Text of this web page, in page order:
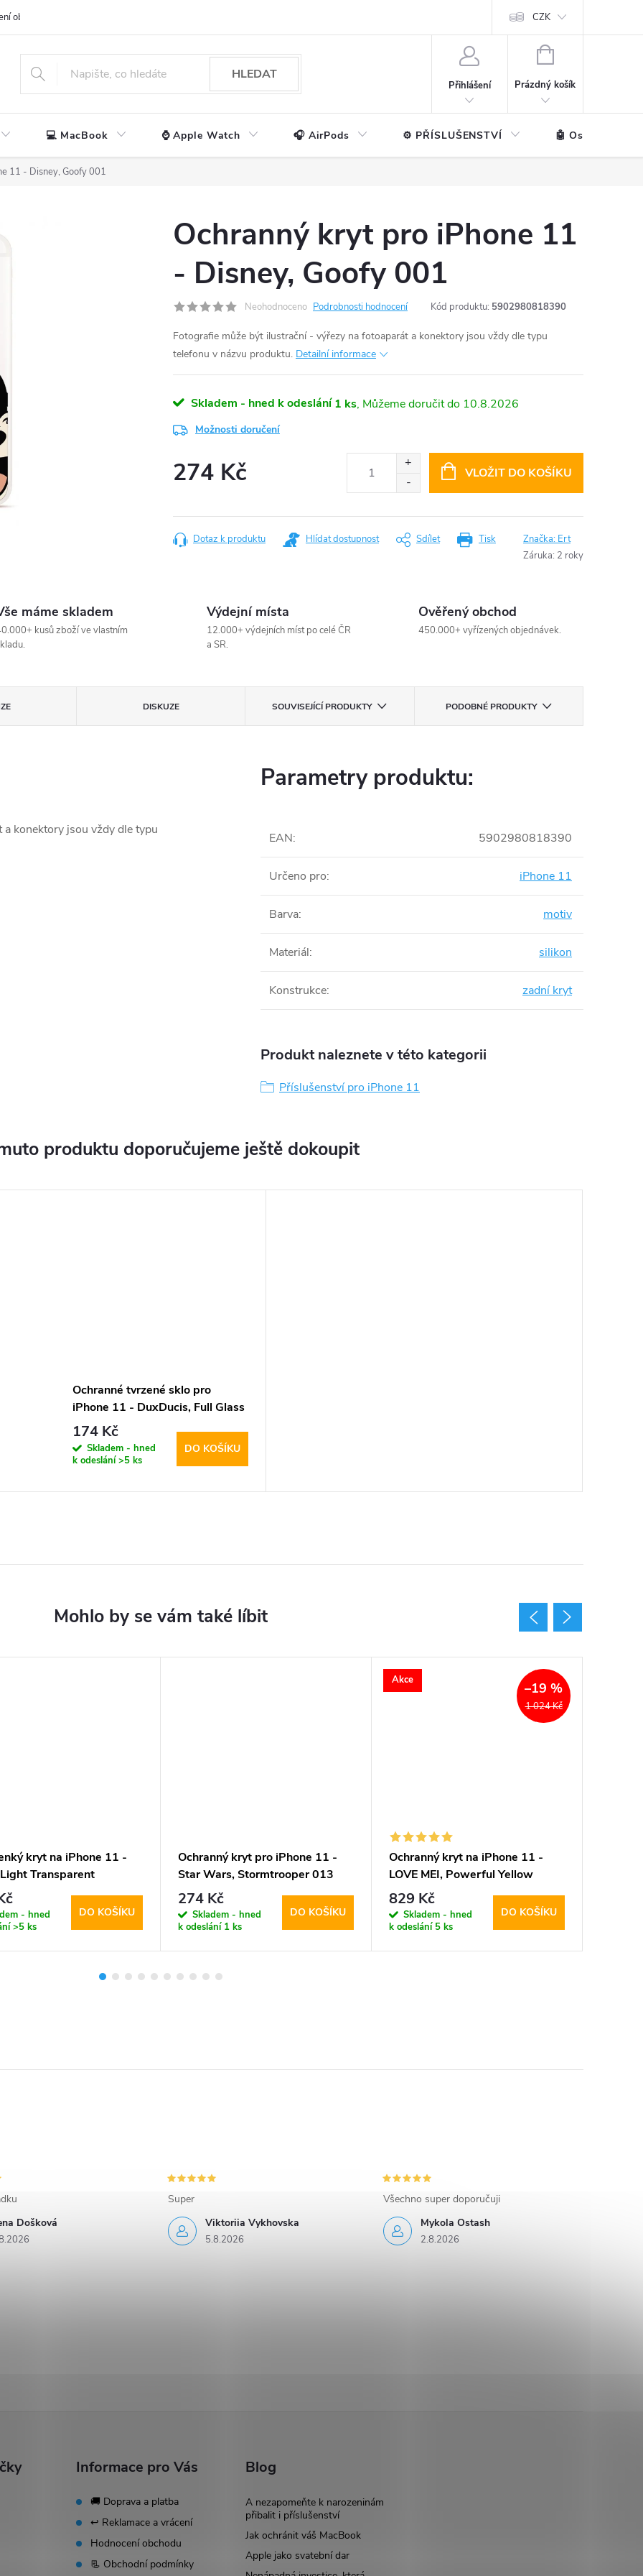
obchodu CZK
HLEDAT
Přihlášení
NÁKUPNÍ
Prázdný košík
💻 MacBook ⌚ Apple Watch 🎧 AirPods ⚙️ PŘÍSLUŠENSTVÍ 🤖 Ostatní
11 - Disney, Goofy 001
Ochranný kryt pro iPhone 11
- Disney, Goofy 001
Neohodnoceno Podrobnosti hodnocení Kód produktu: 5902980818390
Fotografie může být ilustrační - výřezy na fotoaparát a konektory jsou vždy dle typu
telefonu v názvu produktu. Detailní informace
Skladem - hned k odeslání 1 ks 10.8.2026
Možnosti doručení
274 Kč VLOŽIT DO KOŠÍKU
Tisk
Dotaz k produktu Hlídat dostupnost Sdílet Značka: Ert
Záruka: 2 roky
máme skladem
kusů zboží ve vlastním
Výdejní místa
12.000+ výdejních míst po celé ČR
a SR.
Ověřený obchod
450.000+ vyřízených objednávek.
DISKUZE SOUVISEJÍCÍ PRODUKTY PODOBNÉ PRODUKTY
konektory jsou vždy dle typu
Parametry produktu:
EAN: 5902980818390
Určeno pro: iPhone 11
Barva: motiv
Materiál: silikon
Konstrukce: zadní kryt
Produkt naleznete v této kategorii
Příslušenství pro iPhone 11
produktu doporučujeme ještě dokoupit
Ochranné tvrzené sklo pro
iPhone 11 - DuxDucis, Full Glass
Black
174 Kč
Skladem - hned
k odeslání>5 ks
DO KOŠÍKU
kryt na iPhone 11 -
Transparent
- hned
>5 ks
DO KOŠÍKU
Ochranný kryt pro iPhone 11 -
Star Wars, Stormtrooper 013
274 Kč
Skladem - hned
k odeslání 1 ks
DO KOŠÍKU
Akce
1 024 Kč
–19 %
Ochranný kryt na iPhone 11 -
LOVE MEI, Powerful Yellow
829 Kč
Skladem - hned
k odeslání 5 ks
DO KOŠÍKU
Došková
Viktoriia Vykhovska
5.8.2026
Super
Mykola Ostash
2.8.2026
Všechno super doporučuji
Informace pro Vás
🚚 Doprava a platba
↩️ Reklamace a vrácení
Hodnocení obchodu
📃 Obchodní podmínky
Blog
A nezapomeňte k narozeninám
přibalit i příslušenství
Jak ochránit váš MacBook
Apple jako svatební dar